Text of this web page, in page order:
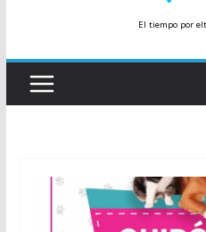
El tiempopor